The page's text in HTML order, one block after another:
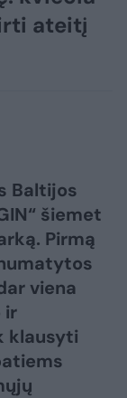
ateitį
Baltijos
šiemet
Pirmą
viena
ir
klausyti